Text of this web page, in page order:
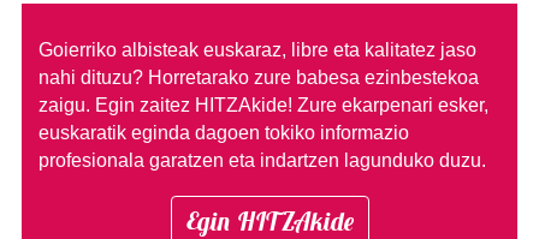
Goierriko albisteak euskaraz, libre eta kalitatez jaso
nahi dituzu? Horretarako zure babesa ezinbestekoa
zaigu. Egin zaitez HITZAkide! Zure ekarpenari esker,
euskaratik eginda dagoen tokiko informazio
profesionala garatzen eta indartzen lagunduko duzu.
Egin HITZAkide